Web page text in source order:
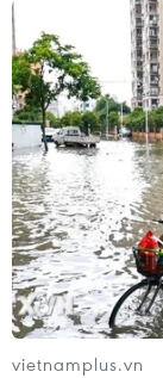
vietnamplus.vn